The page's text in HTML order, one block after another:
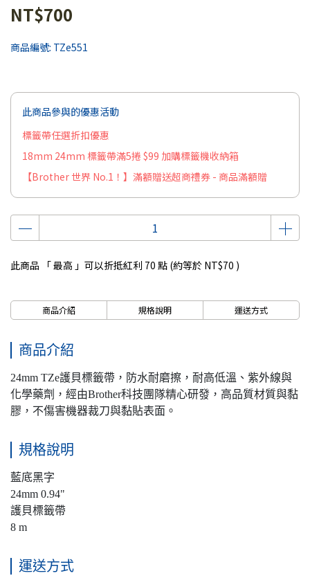
NT$700
商品編號: TZe551
此商品參與的優惠活動
標籤帶任選折扣優惠
18mm 24mm 標籤帶滿5捲 $99 加購標籤機收納箱
【Brother 世界 No.1！】滿額贈送超商禮券 - 商品滿額贈
此商品 「 最高 」可以折抵紅利 70 點 (約等於 NT$70 )
商品介紹 規格說明 運送方式
商品介紹
24mm TZe護貝標籤帶，防水耐磨擦，耐高低溫、紫外線與
化學藥劑，經由Brother科技團隊精心研發，高品質材質與黏
膠，不傷害機器裁刀與黏貼表面。
規格說明
藍底黑字
24mm 0.94"
護貝標籤帶
8 m
運送方式